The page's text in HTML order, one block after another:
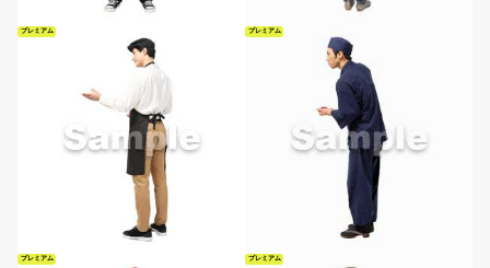
プレミアム プレミアム
プレミアム プレミアム